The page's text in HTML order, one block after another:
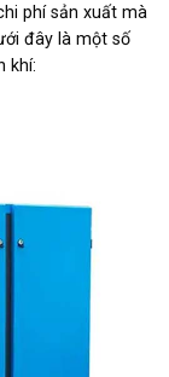
phí sản xuất mà
đây là một số
khí: